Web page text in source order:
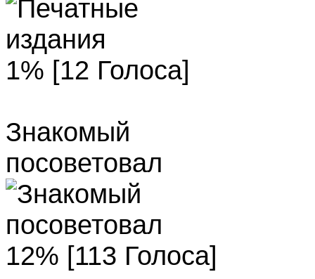
1% [12 Голоса]
Знакомый
посоветовал
12% [113 Голоса]